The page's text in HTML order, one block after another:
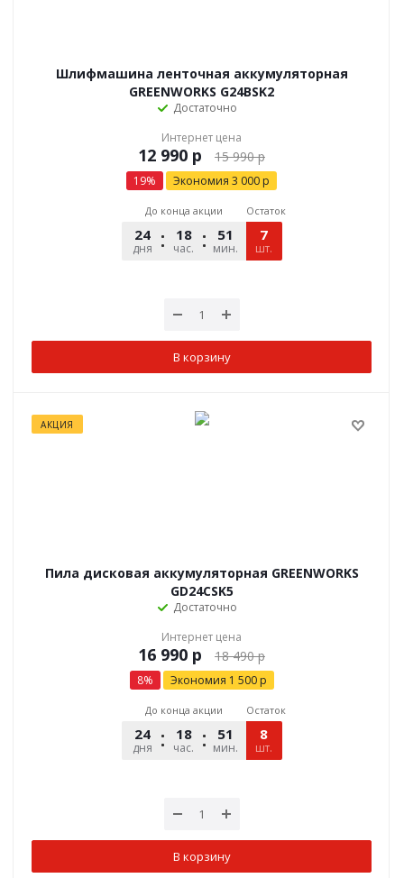
Шлифмашина ленточная аккумуляторная
GREENWORKS G24BSK2
Достаточно
Интернет цена
р 15 990р
19% Экономия 3 000 р
До конца акции
24
дня
18
час.
51
мин.
12
сек.
Остаток
7
шт.
В корзину
АКЦИЯ
Пила дисковая аккумуляторная GREENWORKS
GD24CSK5
Достаточно
Интернет цена
р 18 490р
8% Экономия 1 500р
До конца акции
24
дня
18
час.
51
мин.
12
сек.
Остаток
8
шт.
В корзину